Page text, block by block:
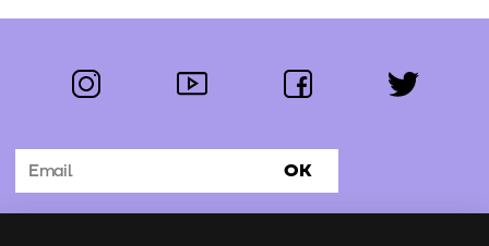
Segue-nos:
instagram youtube facebook twitter
Subscrever Newsletter OK